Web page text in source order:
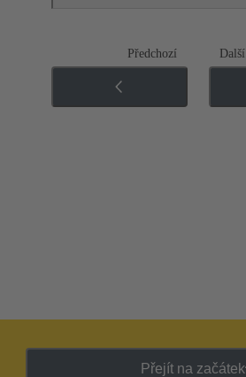
Předchozí Další
Přejít na začátek